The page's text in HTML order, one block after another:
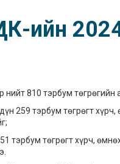
ийн
810 тэрбум төгрөгийн
259 тэрбум төгрөгт
тэрбум төгрөгт хүрч,